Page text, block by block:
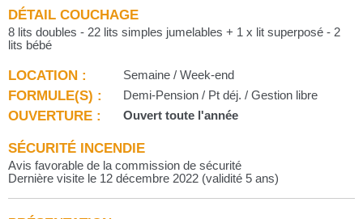
DÉTAIL COUCHAGE
8 lits doubles - 22 lits simples jumelables + 1 x lit superposé - 2
lits bébé
LOCATION : Semaine / Week-end
FORMULE(S) : Demi-Pension / Pt déj. / Gestion libre
OUVERTURE : Ouvert toute l'année
SÉCURITÉ INCENDIE
Avis favorable de la commission de sécurité
Dernière visite le 12 décembre 2022 (validité 5 ans)